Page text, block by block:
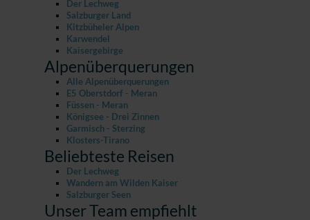
Der Lechweg
Salzburger Land
Kitzbüheler Alpen
Karwendel
Kaisergebirge
Alpenüberquerungen
Alle Alpenüberquerungen
E5 Oberstdorf - Meran
Füssen - Meran
Königsee - Drei Zinnen
Garmisch - Sterzing
Klosters-Tirano
Beliebteste Reisen
Der Lechweg
Wandern am Wilden Kaiser
Salzburger Seen
Unser Team empfiehlt